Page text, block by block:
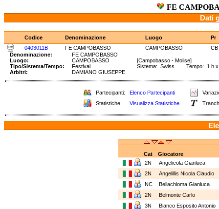
FE
Dati
Codice Denominazione Luogo
Pr
0403011B
FE CAMPOBASSO CAMPOBASSO
CB
Denominazione:
FE CAMPOBASSO
Luogo:
CAMPOBASSO
[Campobasso - Molise]
Tipo/Sistema/Tempo:
Festival
Sistema: Swiss Tempo: 1 h x
Arbitri:
DAMIANO GIUSEPPE
Partecipanti: Elenco Partecipanti
Statistiche:
Visualizza Statistiche
Cat
Giocatore
2N
Angelicola Gianluca
2N
Angelillis Nicola Claudio
NC
Bellachioma Gianluca
2N
Belmonte Carlo
3N
Bianco Esposito Antonio